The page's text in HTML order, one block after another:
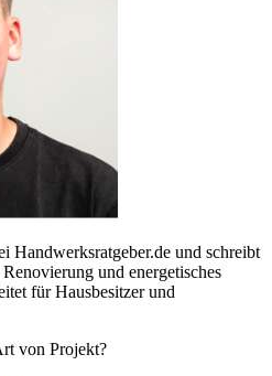
Handwerksratgeber.de und schreibt
und energetisches
für Hausbesitzer und
von Projekt?